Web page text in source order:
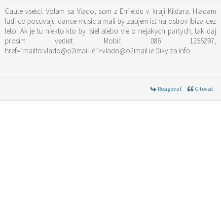
Caute vsetci. Volam sa Vlado, som z Enfieldu v kraji Kildara. Hladam
ludi co pocuvaju dance music a mali by zaujem ist na ostrov Ibiza cez
leto. Ak je tu niekto kto by isiel alebo vie o nejakych partych, tak daj
prosim vediet. Mobil: 086 1255297,
href=“mailto:vlado@o2imail.ie“>vlado@o2imail.ie Diky za info.
Reagovať Citovať